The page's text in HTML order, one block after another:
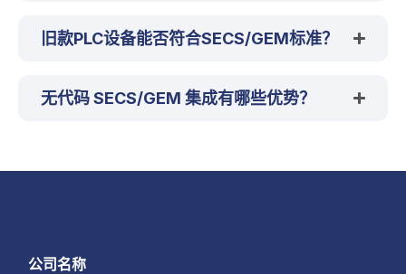
旧款PLC设备能否符合SECS/GEM标准？
无代码 SECS/GEM 集成有哪些优势？
公司名称